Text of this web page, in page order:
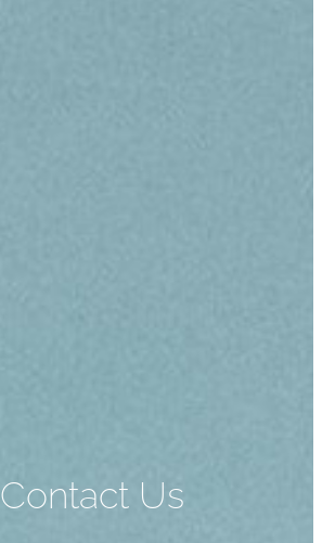
Contact Us